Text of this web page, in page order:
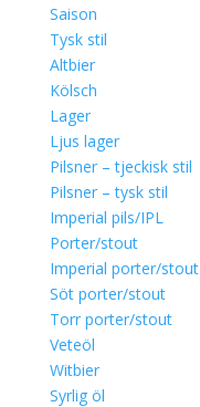
Saison
Tysk stil
Altbier
Kölsch
Lager
Ljus lager
Pilsner – tjeckisk stil
Pilsner – tysk stil
Imperial pils/IPL
Porter/stout
Imperial porter/stout
Söt porter/stout
Torr porter/stout
Veteöl
Witbier
Syrlig öl